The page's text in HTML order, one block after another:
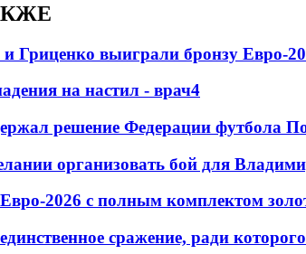
Гриценко выиграли бронзу Евро-
на настил - врач4
решение Федерации футбола
организовать бой для
2026 с полным комплектом
сражение, ради